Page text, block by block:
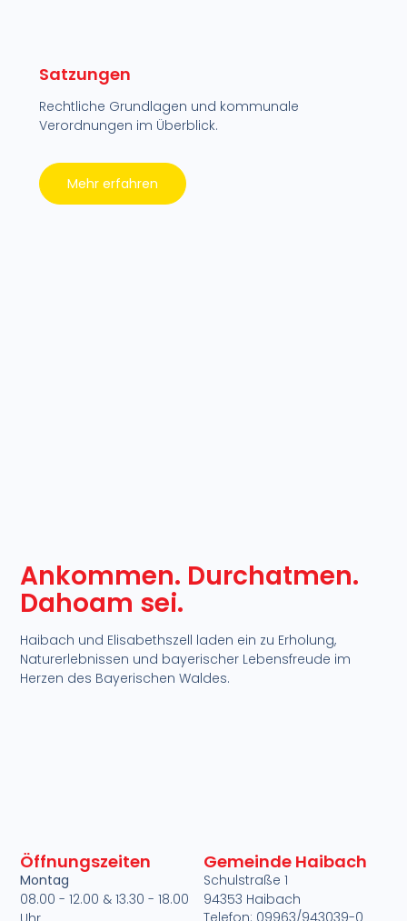
Satzungen
Rechtliche Grundlagen und kommunale
Verordnungen im Überblick.
Mehr erfahren
Ankommen. Durchatmen.
Dahoam sei.​
Haibach und Elisabethszell laden ein zu Erholung,
Naturerlebnissen und bayerischer Lebensfreude im
Herzen des Bayerischen Waldes.​
Gemeinde Haibach
Schulstraße 1
94353 Haibach
Telefon: 09963/943039-0
Öffnungszeiten
Montag
08.00 - 12.00 & 13.30 - 18.00